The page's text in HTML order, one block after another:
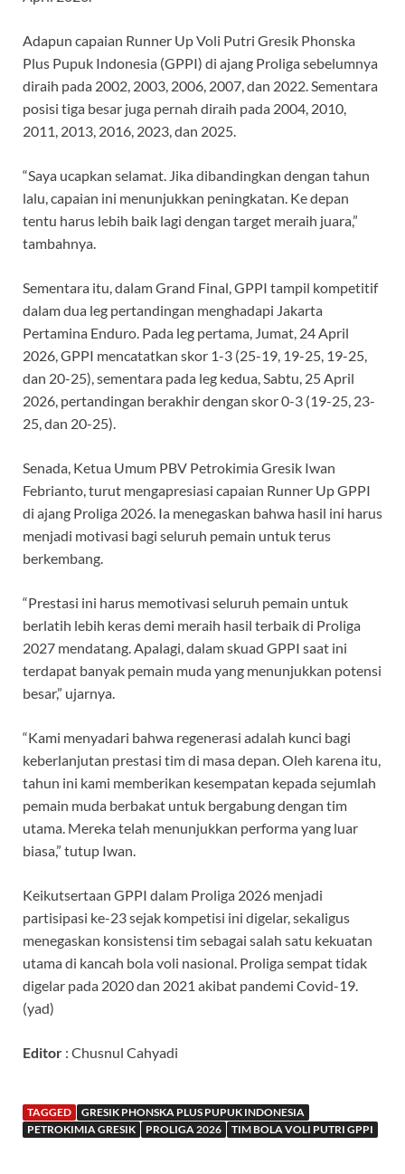
Adapun capaian Runner Up Voli Putri Gresik Phonska
Plus Pupuk Indonesia (GPPI) di ajang Proliga sebelumnya
diraih pada 2002, 2003, 2006, 2007, dan 2022. Sementara
posisi tiga besar juga pernah diraih pada 2004, 2010,
2011, 2013, 2016, 2023, dan 2025.
“Saya ucapkan selamat. Jika dibandingkan dengan tahun
lalu, capaian ini menunjukkan peningkatan. Ke depan
tentu harus lebih baik lagi dengan target meraih juara,”
tambahnya.
Sementara itu, dalam Grand Final, GPPI tampil kompetitif
dalam dua leg pertandingan menghadapi Jakarta
Pertamina Enduro. Pada leg pertama, Jumat, 24 April
2026 , GPPI mencatatkan skor 1-3 (25-19, 19-25, 19-25,
dan 20-25), sementara pada leg kedua, Sabtu, 25 April
2026, pertandingan berakhir dengan skor 0-3 (19-25, 23-
25, dan 20-25).
Senada, Ketua Umum PBV Petrokimia Gresik Iwan
Febrianto, turut mengapresiasi capaian Runner Up GPPI
di ajang Proliga 2026. Ia menegaskan bahwa hasil ini harus
menjadi motivasi bagi seluruh pemain untuk terus
berkembang.
“Prestasi ini harus memotivasi seluruh pemain untuk
berlatih lebih keras demi meraih hasil terbaik di Proliga
2027 mendatang. Apalagi, dalam skuad GPPI saat ini
terdapat banyak pemain muda yang menunjukkan potensi
besar,” ujarnya.
“Kami menyadari bahwa regenerasi adalah kunci bagi
keberlanjutan prestasi tim di masa depan. Oleh karena itu,
tahun ini kami memberikan kesempatan kepada sejumlah
pemain muda berbakat untuk bergabung dengan tim
utama. Mereka telah menunjukkan performa yang luar
biasa,” tutup Iwan.
Keikutsertaan GPPI dalam Proliga 2026 menjadi
partisipasi ke-23 sejak kompetisi ini digelar, sekaligus
menegaskan konsistensi tim sebagai salah satu kekuatan
utama di kancah bola voli nasional. Proliga sempat tidak
digelar pada 2020 dan 2021 akibat pandemi Covid-19.
(yad)
Editor : Chusnul Cahyadi
TAGGED
GRESIK PHONSKA PLUS PUPUK INDONESIA
PETROKIMIA GRESIK
PROLIGA 2026 TIM BOLA VOLI PUTRI GPPI